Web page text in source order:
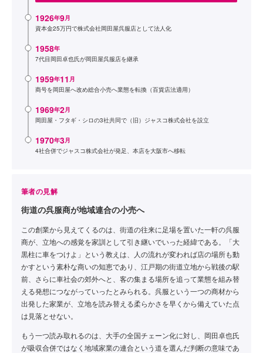
1926年9月
資本金25万円で株式会社岡田屋呉服店として法人化
1958年
7代目岡田卓也氏が岡田屋呉服店を継承
1959年11 月
商号を岡田屋へ改め総合小売へ業態を転換（百貨店法適用）
1969年2月
岡田屋・フタギ・シロの3社共同で（旧）ジャスコ株式会社を設立
1970年3月
4社合併でジャスコ株式会社が発足、本店を大阪市へ移転
筆者の見解
街道の呉服商が地域連合の小売へ
この創業から見えてくるのは、街道の往来に足場を置いた一軒の呉服
商が、立地への感覚を家訓として引き継いでいった経緯である。「大
黒柱に車をつけよ」という教えは、人の流れが変われば店の場所も動
かすという素朴な商いの知恵であり、江戸期の街道立地から戦後の駅
前、さらに車社会の郊外へと、客の集まる場所を追って業態を組み替
える発想につながっていったとみられる。呉服という一つの商材から
出発した家業が、立地を読み替える柔らかさを早くから備えていた点
は見落とせない。
もう一つ読み取れるのは、大手の全国チェーン化に対し、岡田卓也氏
が吸収合併ではなく地域家業の連合という道を選んだ判断の意味であ